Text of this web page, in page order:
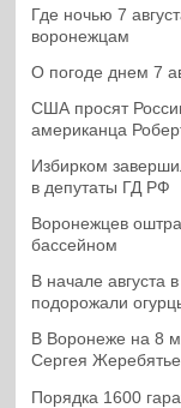
Где ночью 7
воронежцам
О погоде днем 7
США просят
американца
Избирком
в депутаты ГД РФ
Воронежцев
бассейном
В начале августа
подорожали
В Воронеже на 8
Сергея
Порядка 1600